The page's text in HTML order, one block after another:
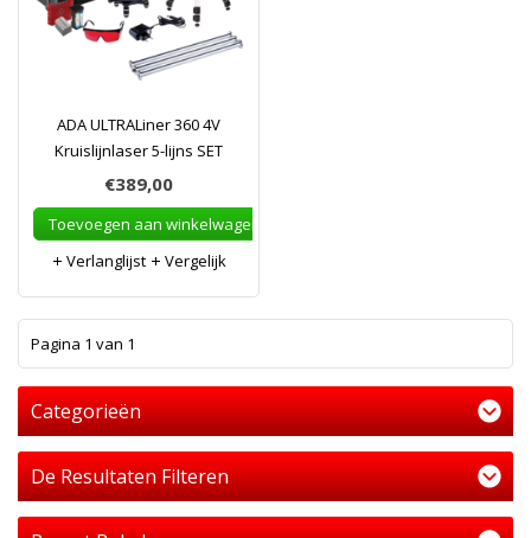
ADA ULTRALiner 360 4V
Kruislijnlaser 5-lijns SET
€389,00
Toevoegen aan winkelwagen
Verlanglijst
Vergelijk
Pagina 1 van 1
Categorieën
De Resultaten Filteren